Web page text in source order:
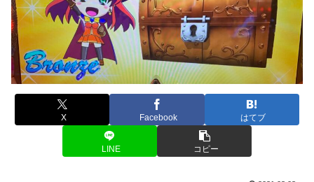
X Facebook はてブ
LINE コピー